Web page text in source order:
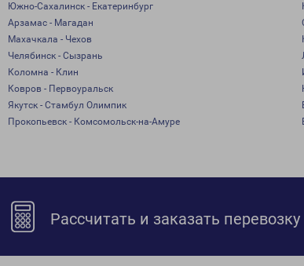
Южно-Сахалинск - Екатеринбург
Арзамас - Магадан
Махачкала - Чехов
Челябинск - Сызрань
Коломна - Клин
Ковров - Первоуральск
Якутск - Стамбул Олимпик
Прокопьевск - Комсомольск-на-Амуре
Рассчитать и заказать перевозку